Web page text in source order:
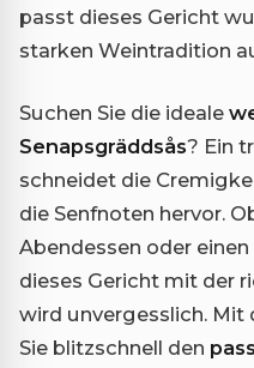
passt dieses Gericht
starken Weintradition
Suchen Sie die ideale
Senapsgräddsås? Ein
schneidet die
die Senfnoten hervor.
Abendessen oder
dieses Gericht mit der
wird unvergesslich. Mit
Sie blitzschnell den